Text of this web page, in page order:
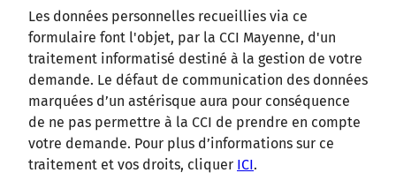
Les données personnelles recueillies via ce
formulaire font l'objet, par la CCI Mayenne, d'un
traitement informatisé destiné à la gestion de votre
demande. Le défaut de communication des données
marquées d’un astérisque aura pour conséquence
de ne pas permettre à la CCI de prendre en compte
votre demande. Pour plus d’informations sur ce
traitement et vos droits, cliquer ICI.